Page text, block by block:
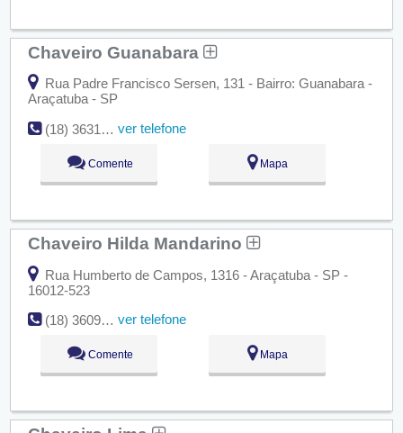
Chaveiro Guanabara
Rua Padre Francisco Sersen, 131 - Bairro: Guanabara -
Araçatuba - SP
(18) 3631-4106
ver telefone
Comente Mapa
Chaveiro Hilda Mandarino
Rua Humberto de Campos, 1316 - Araçatuba - SP -
16012-523
(18) 3609-8560
ver telefone
Comente Mapa